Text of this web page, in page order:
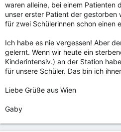
waren alleine, bei einem Patienten
unser erster Patient der gestorben
für zwei Schülerinnen schon einen
Ich habe es nie vergessen! Aber
gelernt. Wenn wir heute ein
Kinderintensiv.) an der Station
für unsere Schüler. Das bin ich
Liebe Grüße aus Wien
Gaby